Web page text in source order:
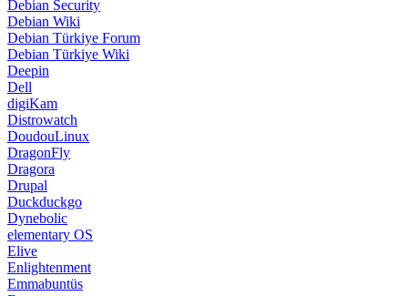
Debian Security
Debian Wiki
Debian Türkiye Forum
Debian Türkiye Wiki
Deepin
Dell
digiKam
Distrowatch
DoudouLinux
DragonFly
Dragora
Drupal
Duckduckgo
Dynebolic
elementary OS
Elive
Enlightenment
Emmabuntüs